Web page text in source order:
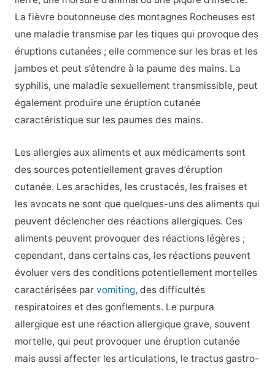
La fièvre boutonneuse des montagnes Rocheuses est
une maladie transmise par les tiques qui provoque des
éruptions cutanées ; elle commence sur les bras et les
jambes et peut s’étendre à la paume des mains. La
syphilis, une maladie sexuellement transmissible, peut
également produire une éruption cutanée
caractéristique sur les paumes des mains.
Les allergies aux aliments et aux médicaments sont
des sources potentiellement graves d’éruption
cutanée. Les arachides, les crustacés, les fraises et
les avocats ne sont que quelques-uns des aliments qui
peuvent déclencher des réactions allergiques. Ces
aliments peuvent provoquer des réactions légères ;
cependant, dans certains cas, les réactions peuvent
évoluer vers des conditions potentiellement mortelles
caractérisées par vomiting, des difficultés
respiratoires et des gonflements. Le purpura
allergique est une réaction allergique grave, souvent
mortelle, qui peut provoquer une éruption cutanée
mais aussi affecter les articulations, le tractus gastro-